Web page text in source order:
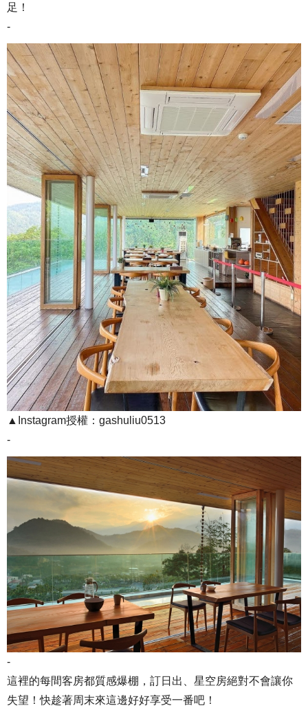
足！
-
▲Instagram授權：gashuliu0513
-
-
這裡的每間客房都質感爆棚，訂日出、星空房絕對不會讓你
失望！快趁著周末來這邊好好享受一番吧！